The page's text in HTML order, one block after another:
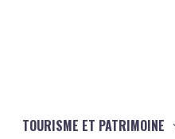
TOURISME ET PATRIMOINE